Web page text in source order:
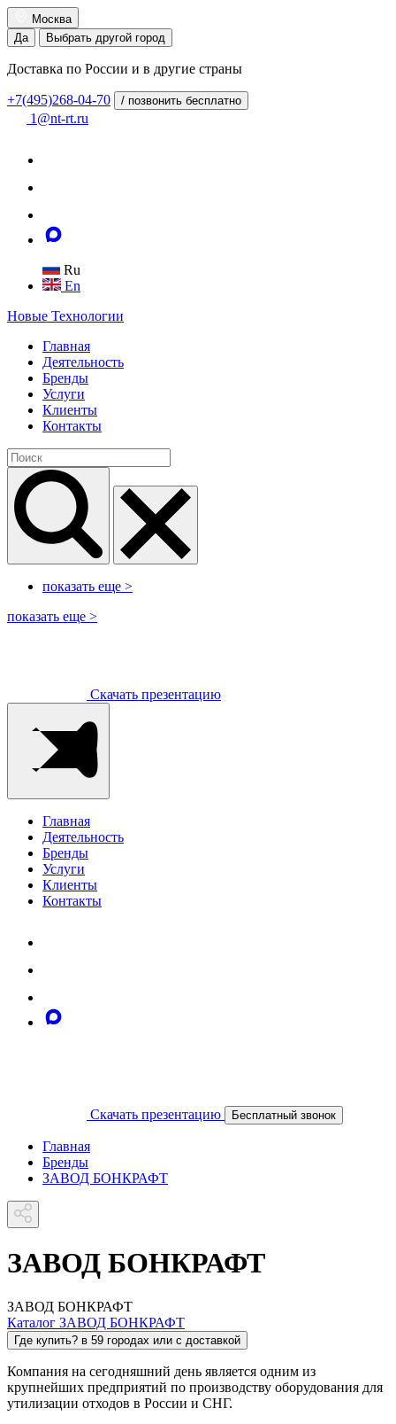
Москва
Да
Выбрать другой город
Доставка по России и в другие страны
+7(495)268-04-70 / позвонить бесплатно
1@nt-rt.ru
Ru
En
Новые Технологии
Главная
Деятельность
Бренды
Услуги
Клиенты
Контакты
показать еще >
показать еще >
Скачать презентацию
Главная
Деятельность
Бренды
Услуги
Клиенты
Контакты
Скачать презентацию Бесплатный звонок
Главная
Бренды
ЗАВОД БОНКРАФТ
ЗАВОД БОНКРАФТ
ЗАВОД БОНКРАФТ
Каталог ЗАВОД БОНКРАФТ
Где купить? в 59 городах или с доставкой
Компания на сегодняшний день является одним из
крупнейших предприятий по производству оборудования для
утилизации отходов в России и СНГ.